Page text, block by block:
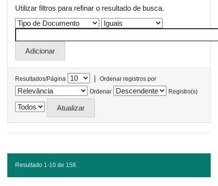
Utilizar filtros para refinar o resultado de busca.
Resultados/Página |
Ordenar registros por
Ordenar
Registro(s)
Resultado 1-10 de 158.